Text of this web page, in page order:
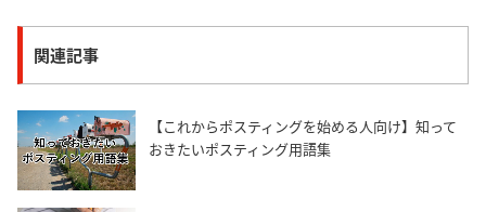
関連記事
【これからポスティングを始める人向け】知って
おきたいポスティング用語集